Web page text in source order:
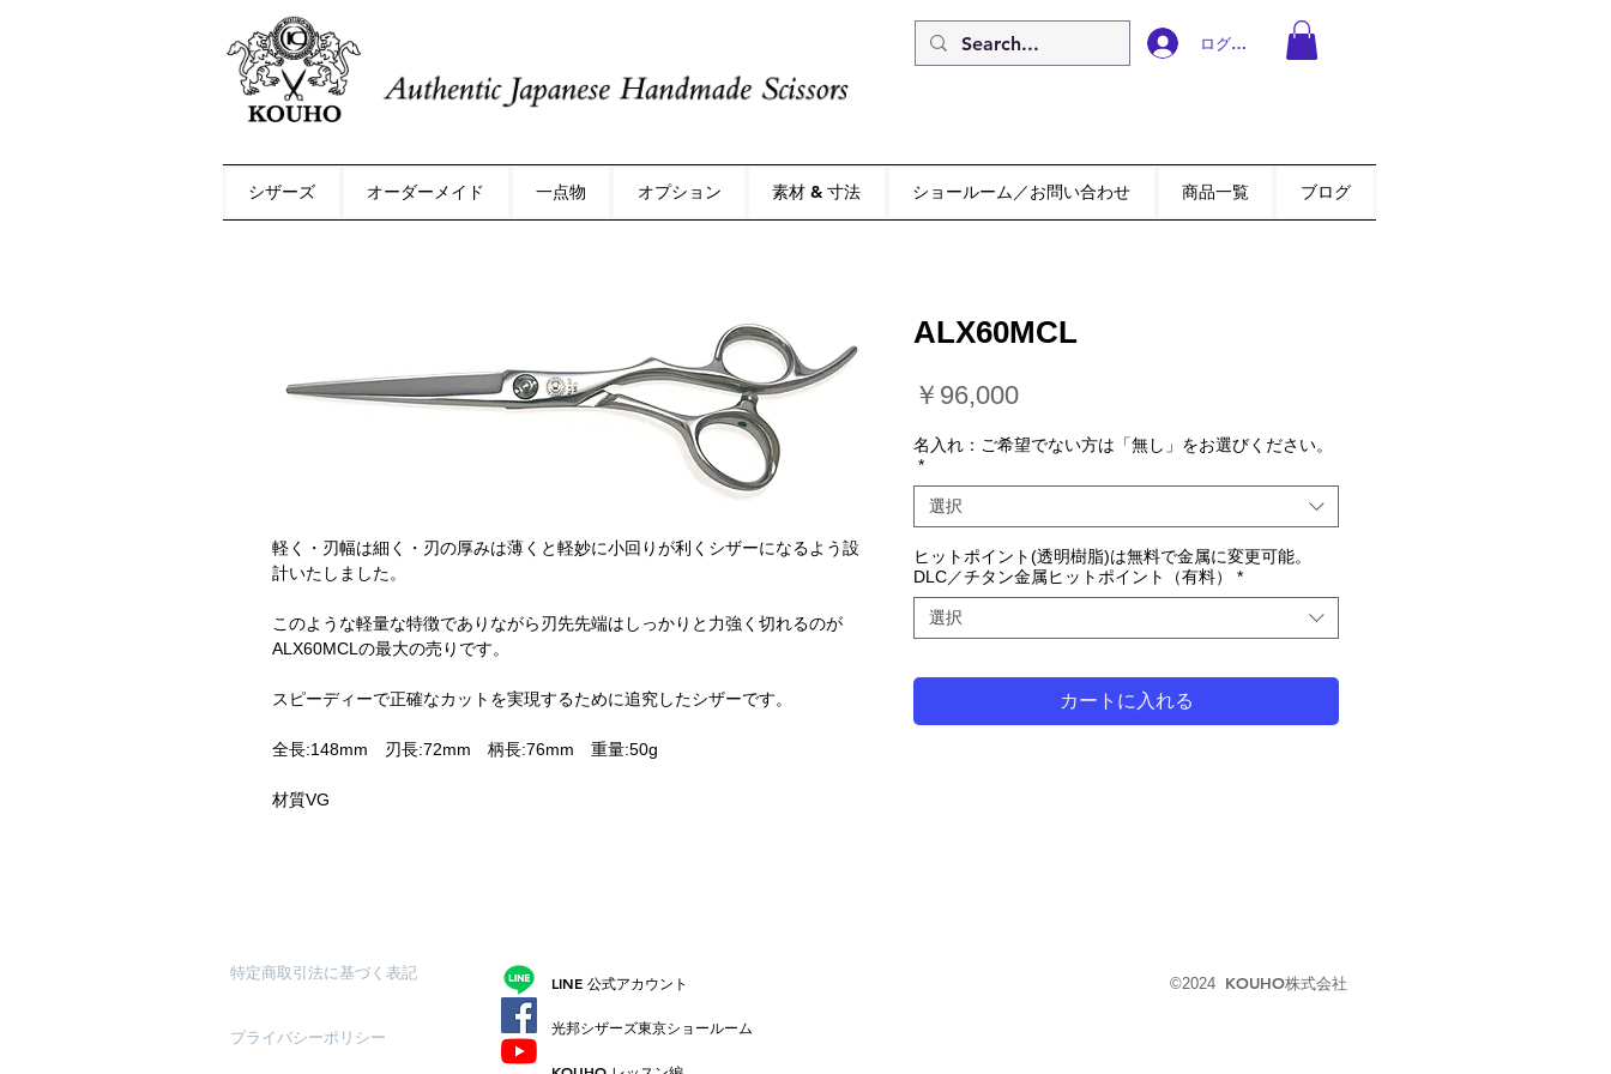
ログイン
シザーズ オーダーメイド 一点物 オプション 素材 & 寸法 ショールーム／お問い合わせ 商品一覧 ブログ
軽く・刃幅は細く・刃の厚みは薄くと軽妙に小回りが利くシザーになるよう設
計いたしました。
このような軽量な特徴でありながら刃先先端はしっかりと力強く切れるのが
ALX60MCLの最大の売りです。
スピーディーで正確なカットを実現するために追究したシザーです。
全長:148mm 刃長:72mm 柄長:76mm 重量:50g
材質VG
ALX60MCL
￥96,000価
名入れ：ご希望でない方は「無し」をお選びください。
*
選択
ヒットポイント(透明樹脂)は無料で金属に変更可能。
DLC／チタン金属ヒットポイント（有料）
*
選択
カートに入れる
特定商取引法に基づく表記
プライバシーポリシー
LINE 公式アカウント
光邦シザーズ東京ショールーム
©2024 KOUHO株式会社